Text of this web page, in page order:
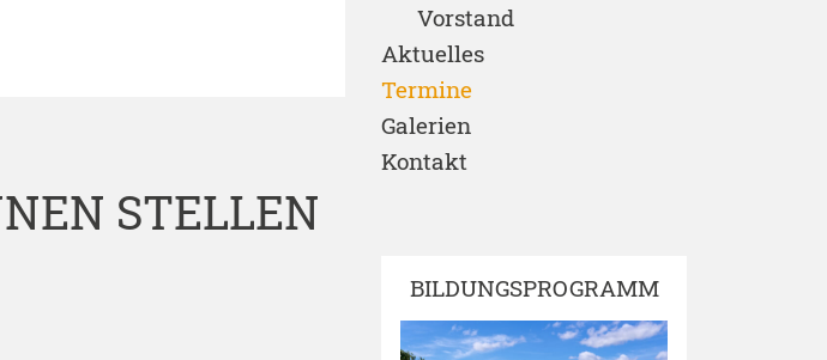
STELLEN
Vorstand
Aktuelles
Termine
Galerien
Kontakt
BILDUNGSPROGRAMM